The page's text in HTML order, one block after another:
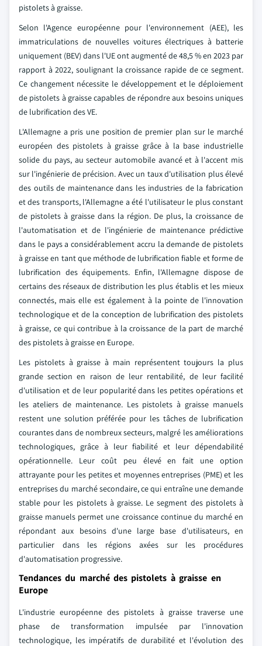
pistolets à graisse.
Selon l'Agence européenne pour l'environnement (AEE), les
immatriculations de nouvelles voitures électriques à batterie
uniquement (BEV) dans l'UE ont augmenté de 48,5 % en 2023 par
rapport à 2022, soulignant la croissance rapide de ce segment.
Ce changement nécessite le développement et le déploiement
de pistolets à graisse capables de répondre aux besoins uniques
de lubrification des VE.
L'Allemagne a pris une position de premier plan sur le marché
européen des pistolets à graisse grâce à la base industrielle
solide du pays, au secteur automobile avancé et à l'accent mis
sur l'ingénierie de précision. Avec un taux d'utilisation plus élevé
des outils de maintenance dans les industries de la fabrication
et des transports, l'Allemagne a été l'utilisateur le plus constant
de pistolets à graisse dans la région. De plus, la croissance de
l'automatisation et de l'ingénierie de maintenance prédictive
dans le pays a considérablement accru la demande de pistolets
à graisse en tant que méthode de lubrification fiable et forme de
lubrification des équipements. Enfin, l'Allemagne dispose de
certains des réseaux de distribution les plus établis et les mieux
connectés, mais elle est également à la pointe de l'innovation
technologique et de la conception de lubrification des pistolets
à graisse, ce qui contribue à la croissance de la part de marché
des pistolets à graisse en Europe.
Les pistolets à graisse à main représentent toujours la plus
grande section en raison de leur rentabilité, de leur facilité
d'utilisation et de leur popularité dans les petites opérations et
les ateliers de maintenance. Les pistolets à graisse manuels
restent une solution préférée pour les tâches de lubrification
courantes dans de nombreux secteurs, malgré les améliorations
technologiques, grâce à leur fiabilité et leur dépendabilité
opérationnelle. Leur coût peu élevé en fait une option
attrayante pour les petites et moyennes entreprises (PME) et les
entreprises du marché secondaire, ce qui entraîne une demande
stable pour les pistolets à graisse. Le segment des pistolets à
graisse manuels permet une croissance continue du marché en
répondant aux besoins d'une large base d'utilisateurs, en
particulier dans les régions axées sur les procédures
d'automatisation progressive.
Tendances du marché des pistolets à graisse en
Europe
L'industrie européenne des pistolets à graisse traverse une
phase de transformation impulsée par l'innovation
technologique, les impératifs de durabilité et l'évolution des